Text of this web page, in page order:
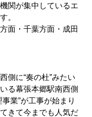
関が集中しているエ
。
面・千葉方面・成田
側に“奏の杜”みたい
る幕張本郷駅南西側
業”が工事が始まり
きて今までも人気だ